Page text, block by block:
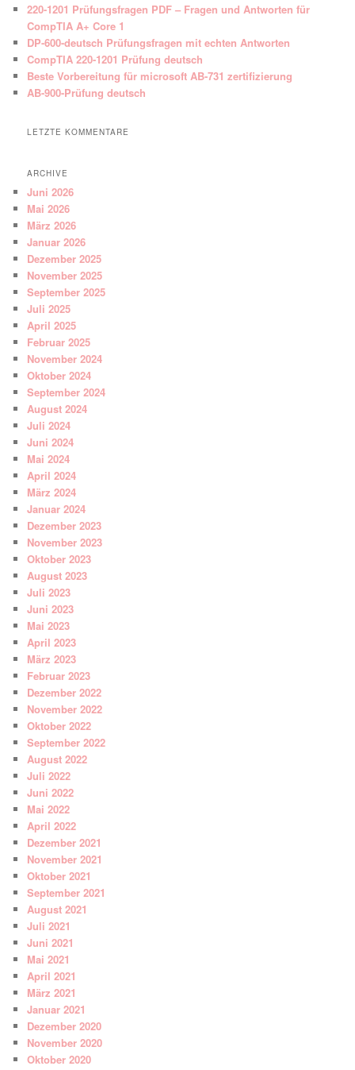
220-1201 Prüfungsfragen PDF – Fragen und Antworten für
CompTIA A+ Core 1
DP-600-deutsch Prüfungsfragen mit echten Antworten
CompTIA 220-1201 Prüfung deutsch
Beste Vorbereitung für microsoft AB-731 zertifizierung
AB-900-Prüfung deutsch
LETZTE KOMMENTARE
ARCHIVE
Juni 2026
Mai 2026
März 2026
Januar 2026
Dezember 2025
November 2025
September 2025
Juli 2025
April 2025
Februar 2025
November 2024
Oktober 2024
September 2024
August 2024
Juli 2024
Juni 2024
Mai 2024
April 2024
März 2024
Januar 2024
Dezember 2023
November 2023
Oktober 2023
August 2023
Juli 2023
Juni 2023
Mai 2023
April 2023
März 2023
Februar 2023
Dezember 2022
November 2022
Oktober 2022
September 2022
August 2022
Juli 2022
Juni 2022
Mai 2022
April 2022
Dezember 2021
November 2021
Oktober 2021
September 2021
August 2021
Juli 2021
Juni 2021
Mai 2021
April 2021
März 2021
Januar 2021
Dezember 2020
November 2020
Oktober 2020